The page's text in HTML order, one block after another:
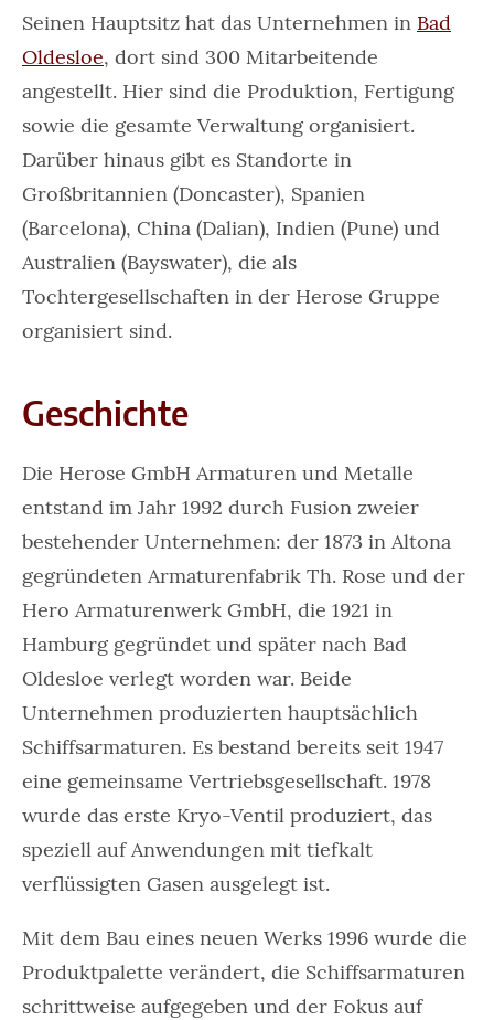
Seinen Hauptsitz hat das Unternehmen in Bad
Oldesloe, dort sind 300 Mitarbeitende
angestellt. Hier sind die Produktion, Fertigung
sowie die gesamte Verwaltung organisiert.
Darüber hinaus gibt es Standorte in
Großbritannien (Doncaster), Spanien
(Barcelona), China (Dalian), Indien (Pune) und
Australien (Bayswater), die als
Tochtergesellschaften in der Herose Gruppe
organisiert sind.
Geschichte
Die Herose GmbH Armaturen und Metalle
entstand im Jahr 1992 durch Fusion zweier
bestehender Unternehmen: der 1873 in Altona
gegründeten Armaturenfabrik Th. Rose und der
Hero Armaturenwerk GmbH, die 1921 in
Hamburg gegründet und später nach Bad
Oldesloe verlegt worden war. Beide
Unternehmen produzierten hauptsächlich
Schiffsarmaturen. Es bestand bereits seit 1947
eine gemeinsame Vertriebsgesellschaft. 1978
wurde das erste Kryo-Ventil produziert, das
speziell auf Anwendungen mit tiefkalt
verflüssigten Gasen ausgelegt ist.
Mit dem Bau eines neuen Werks 1996 wurde die
Produktpalette verändert, die Schiffsarmaturen
schrittweise aufgegeben und der Fokus auf